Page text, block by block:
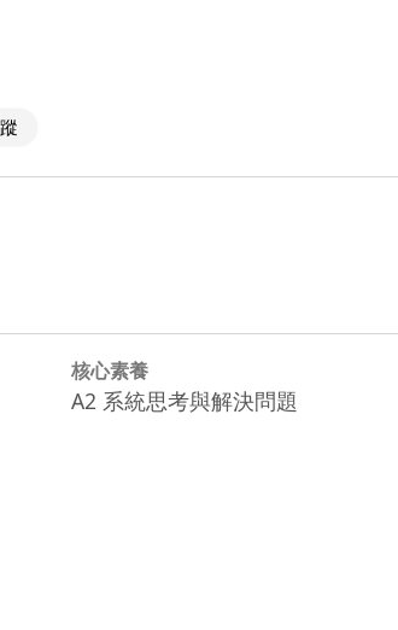
核心素養
A2 系統思考與解決問題